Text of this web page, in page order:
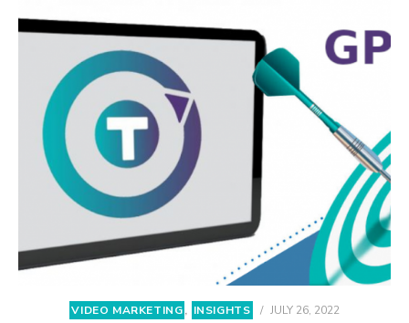
VIDEO MARKETING, INSIGHTS / JULY 26, 2022